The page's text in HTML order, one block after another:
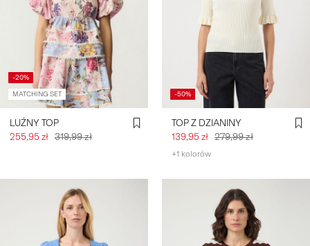
-20%
MATCHING SET
LUŹNY TOP
255,95 zł 319,99 zł
-50%
TOP Z DZIANINY
139,95 zł 279,99 zł
+1 kolorów